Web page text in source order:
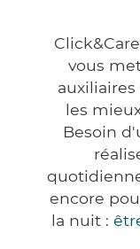
vous
les
Besoin
encore
la nuit :